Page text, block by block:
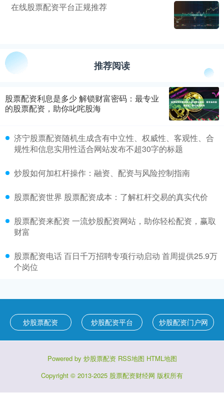
在线股票配资平台正规推荐
推荐阅读
股票配资利息是多少 解锁财富密码：最专业
的股票配资，助你叱咤股海
济宁股票配资随机生成含有中立性、权威性、客观性、合
规性和信息实用性适合网站发布不超30字的标题
炒股如何加杠杆操作：融资、配资与风险控制指南
股票配资世界 股票配资成本：了解杠杆交易的真实代价
股票配资来配资 一流炒股配资网站，助你轻松配资，赢取
财富
股票配资电话 百日千万招聘专项行动启动 首周提供25.9万
个岗位
炒股票配资 炒股配资平台 炒股配资门户网
Powered by 炒股票配资 RSS地图 HTML地图
Copyright © 2013-2025 股票配资财经网 版权所有